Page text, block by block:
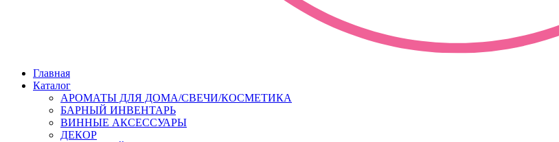
Главная
Каталог
АРОМАТЫ ДЛЯ ДОМА/СВЕЧИ/КОСМЕТИКА
БАРНЫЙ ИНВЕНТАРЬ
ВИННЫЕ АКСЕССУАРЫ
ДЕКОР